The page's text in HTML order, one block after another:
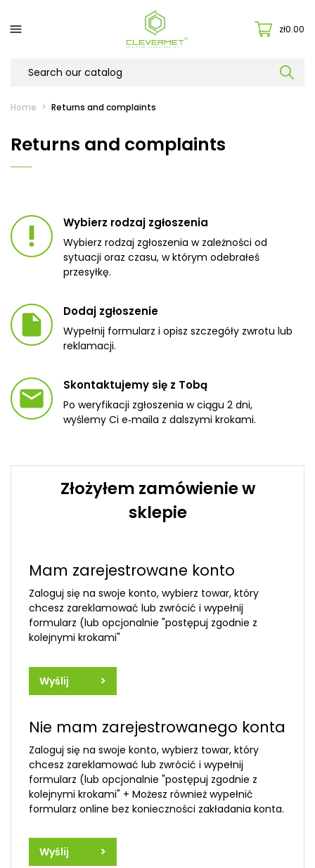
 zł0.00
Home Returns and complaints
Returns and complaints
priority_high Wybierz rodzaj zgłoszenia
Wybierz rodzaj zgłoszenia w zależności od
sytuacji oraz czasu, w którym odebrałeś
przesyłkę.
insert_drive_file Dodaj zgłoszenie
Wypełnij formularz i opisz szczegóły zwrotu lub
reklamacji.
email Skontaktujemy się z Tobą
Po weryfikacji zgłoszenia w ciągu 2 dni,
wyślemy Ci e‑maila z dalszymi krokami.
Złożyłem zamówienie w
sklepie
Mam zarejestrowane konto
Zaloguj się na swoje konto, wybierz towar, który
chcesz zareklamować lub zwrócić i wypełnij
formularz (lub opcjonalnie "postępuj zgodnie z
kolejnymi krokami"
Wyślij >
Nie mam zarejestrowanego konta
Zaloguj się na swoje konto, wybierz towar, który
chcesz zareklamować lub zwrócić i wypełnij
formularz (lub opcjonalnie "postępuj zgodnie z
kolejnymi krokami" + Możesz również wypełnić
formularz online bez konieczności zakładania konta.
Wyślij >